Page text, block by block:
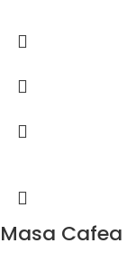
Masa Cafea